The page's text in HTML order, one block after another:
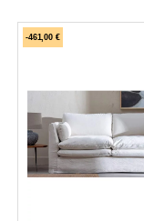
-461,00 €